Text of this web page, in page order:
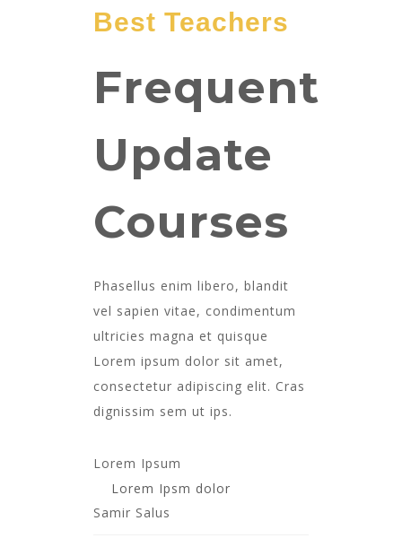
Best Teachers
Frequent
Update
Courses
Phasellus enim libero, blandit
vel sapien vitae, condimentum
ultricies magna et quisque
Lorem ipsum dolor sit amet,
consectetur adipiscing elit. Cras
dignissim sem ut ips.​
Lorem Ipsum
Lorem Ipsm dolor
Samir Salus